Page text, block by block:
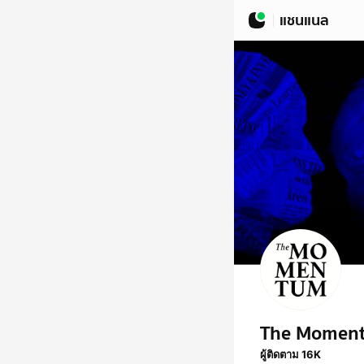
แชนแนล
The
ผู้ติดตาม 16K